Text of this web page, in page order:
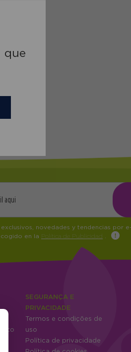
novedades y tendencias por
en la Política de Publicidad
SEGURANÇA E
PRIVACIDADE
Termos e condições de
uso
Política de privacidade
que